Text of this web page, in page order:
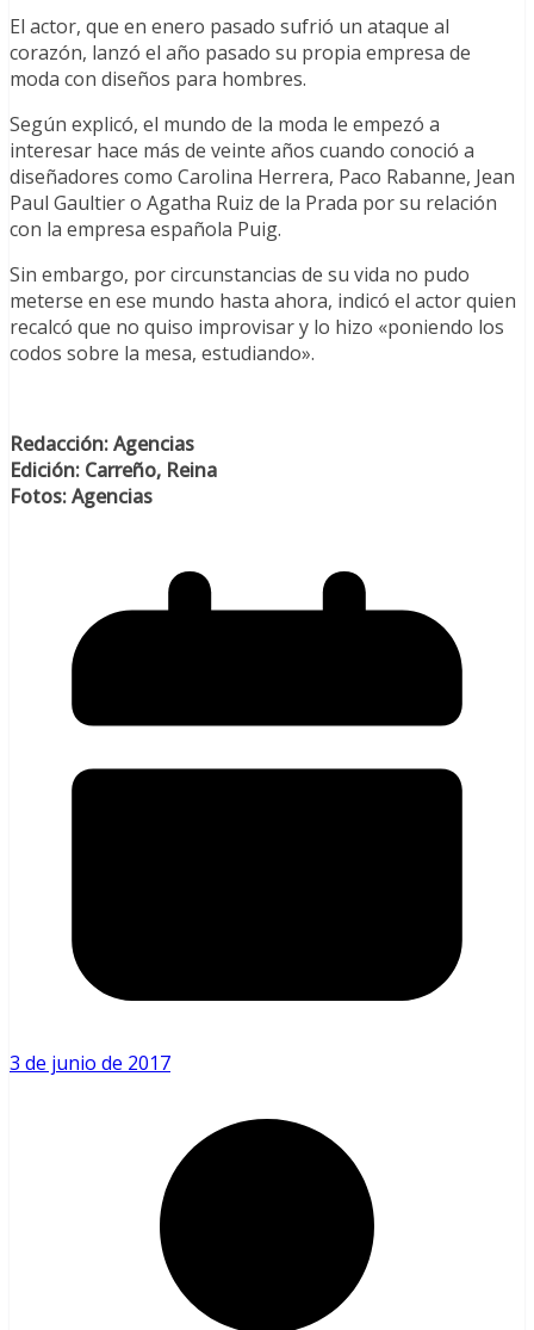
El actor, que en enero pasado sufrió un ataque al
corazón, lanzó el año pasado su propia empresa de
moda con diseños para hombres.
Según explicó, el mundo de la moda le empezó a
interesar hace más de veinte años cuando conoció a
diseñadores como Carolina Herrera, Paco Rabanne, Jean
Paul Gaultier o Agatha Ruiz de la Prada por su relación
con la empresa española Puig.
Sin embargo, por circunstancias de su vida no pudo
meterse en ese mundo hasta ahora, indicó el actor quien
recalcó que no quiso improvisar y lo hizo «poniendo los
codos sobre la mesa, estudiando».
Redacción: Agencias
Edición: Carreño, Reina
Fotos: Agencias
3 de junio de 2017